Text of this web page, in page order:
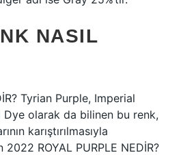
NASIL
Tyrian Purple, Imperial
Dye olarak da bilinen bu renk,
karıştırılmasıyla
ROYAL PURPLE NEDİR?